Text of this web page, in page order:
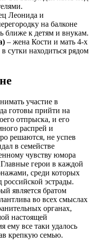
Леонида и
на балконе
ближе к детям и внукам.
– жена Кости и мать 4-х
сутки находиться рядом
участие в
готовы прийти на
отпрыска, и его
распрей и
решаются, не успев
в семействе
чувству юмора
Главные герои в каждой
среди которых
российской эстрады.
является братом
во всех смыслах
органах,
настоящей
ему все таки удалось
крепкую семью.